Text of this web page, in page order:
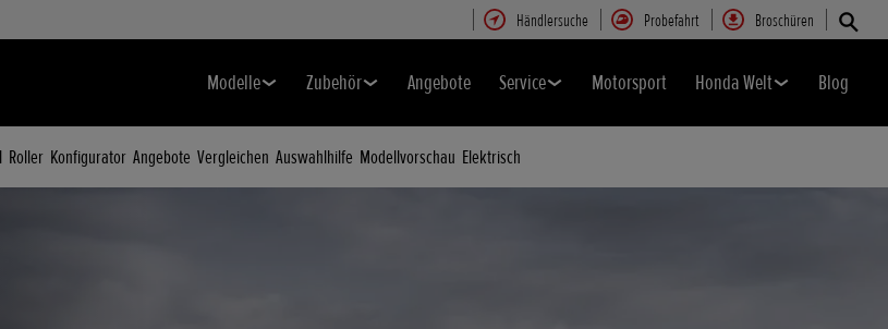
Händlersuche Probefahrt Broschüren
Modelle Zubehör Angebote Service Motorsport Honda Welt Blog
Roller Konfigurator Angebote Vergleichen Auswahlhilfe Modellvorschau Elektrisch